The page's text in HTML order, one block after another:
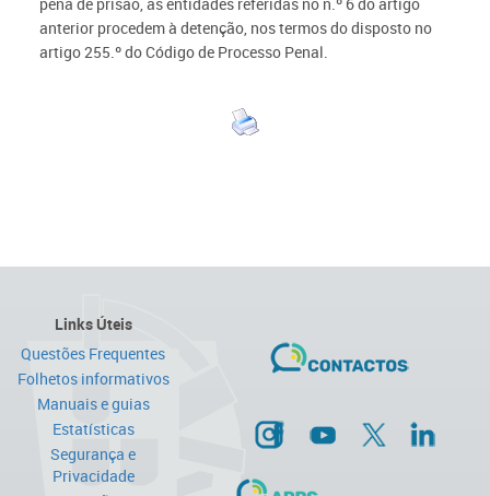
anterior procedem à detenção, nos termos do disposto no
artigo 255.º do Código de Processo Penal.
Links Úteis
Questões Frequentes
Folhetos informativos
Manuais e guias
Estatísticas
Segurança e
Privacidade